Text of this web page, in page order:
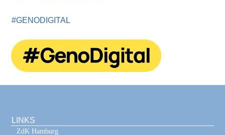
#GENODIGITAL
LINKS
ZdK Hamburg